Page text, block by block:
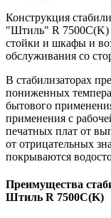
Конструкция
"Штиль" R 7500C(K)
стойки и шкафы и
обслуживания со
В стабилизаторах
пониженных
бытового
применения с
печатных плат от
от отрицательных
покрываются
Преимущества
Штиль R 7500C(K)